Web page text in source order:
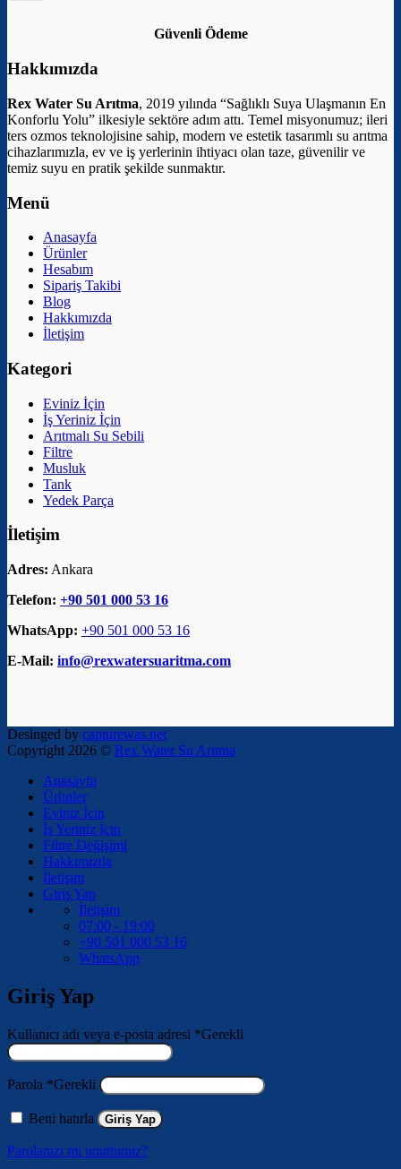
Güvenli Ödeme
Hakkımızda
Rex Water Su Arıtma, 2019 yılında “Sağlıklı Suya Ulaşmanın En
Konforlu Yolu” ilkesiyle sektöre adım attı. Temel misyonumuz; ileri
ters ozmos teknolojisine sahip, modern ve estetik tasarımlı su arıtma
cihazlarımızla, ev ve iş yerlerinin ihtiyacı olan taze, güvenilir ve
temiz suyu en pratik şekilde sunmaktır.
Menü
Anasayfa
Ürünler
Hesabım
Sipariş Takibi
Blog
Hakkımızda
İletişim
Kategori
Eviniz İçin
İş Yeriniz İçin
Arıtmalı Su Sebili
Filtre
Musluk
Tank
Yedek Parça
İletişim
Adres: Ankara
Telefon: +90 501 000 53 16
WhatsApp: +90 501 000 53 16
E-Mail: info@rexwatersuaritma.com
Desinged by capturewas.net
Copyright 2026 © Rex Water Su Arıtma
Anasayfa
Ürünler
Eviniz İçin
İş Yeriniz İçin
Filtre Değişimi
Hakkımızda
İletişim
Giriş Yap
İletişim
07:00 - 19:00
+90 501 000 53 16
WhatsApp
Giriş Yap
Kullanıcı adı veya e-posta adresi *Gerekli
Parola *Gerekli
Beni hatırla Giriş Yap
Parolanızı mı unuttunuz?